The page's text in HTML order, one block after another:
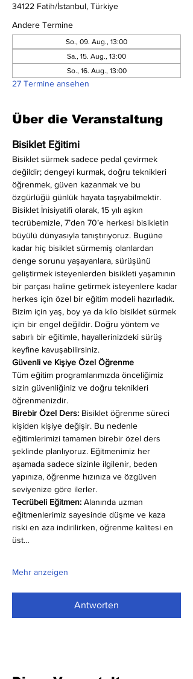
34122 Fatih/İstanbul, Türkiye
Andere Termine
So., 09. Aug., 13:00
Sa., 15. Aug., 13:00
So., 16. Aug., 13:00
27 Termine ansehen
Über die Veranstaltung
Bisiklet Eğitimi
Bisiklet sürmek sadece pedal çevirmek
değildir; dengeyi kurmak, doğru teknikleri
öğrenmek, güven kazanmak ve bu
özgürlüğü günlük hayata taşıyabilmektir.
Bisiklet İnisiyatifi olarak, 15 yılı aşkın
tecrübemizle, 7’den 70’e herkesi bisikletin
büyülü dünyasıyla tanıştırıyoruz. Bugüne
kadar hiç bisiklet sürmemiş olanlardan
denge sorunu yaşayanlara, sürüşünü
geliştirmek isteyenlerden bisikleti yaşamının
bir parçası haline getirmek isteyenlere kadar
herkes için özel bir eğitim modeli hazırladık.
Bizim için yaş, boy ya da kilo bisiklet sürmek
için bir engel değildir. Doğru yöntem ve
sabırlı bir eğitimle, hayallerinizdeki sürüş
keyfine kavuşabilirsiniz.
Güvenli ve Kişiye Özel Öğrenme
Tüm eğitim programlarımızda önceliğimiz
sizin güvenliğiniz ve doğru teknikleri
öğrenmenizdir.
Birebir Özel Ders: Bisiklet öğrenme süreci
kişiden kişiye değişir. Bu nedenle
eğitimlerimizi tamamen birebir özel ders
şeklinde planlıyoruz. Eğitmenimiz her
aşamada sadece sizinle ilgilenir, beden
yapınıza, öğrenme hızınıza ve özgüven
seviyenize göre ilerler.
Tecrübeli Eğitmen: Alanında uzman
eğitmenlerimiz sayesinde düşme ve kaza
riski en aza indirilirken, öğrenme kalitesi en
üst…
Mehr anzeigen
Antworten